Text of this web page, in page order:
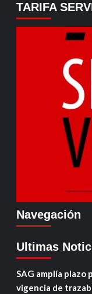
TARIFA
Navegación
Ultimas
SAG amplía plazo
vigencia de